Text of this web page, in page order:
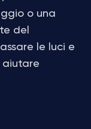
o una
del
le luci e
aiutare